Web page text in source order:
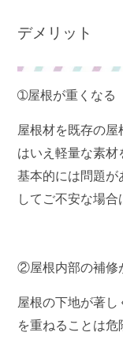
デメリット
➀屋根が重くなる
屋根材を既存の屋
はいえ軽量な素
基本的には問題が
してご不安な場合
②屋根内部の補修
屋根の下地が著
を重ねることは危